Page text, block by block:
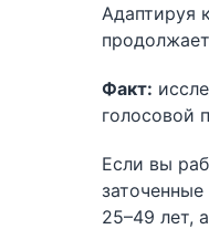
Адаптируя
Факт:
голосовой
Если вы
25–49 лет,